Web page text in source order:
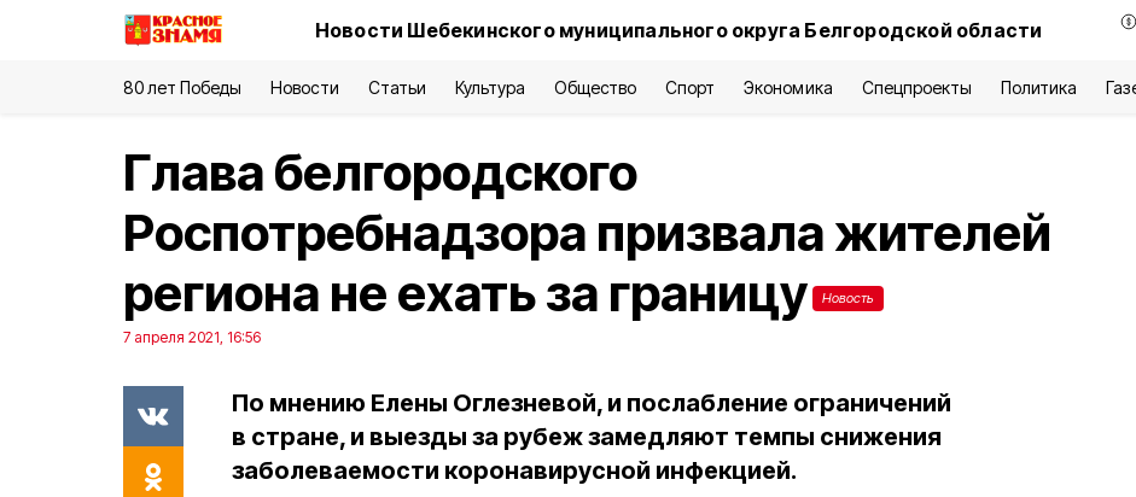
Новости Шебекинского муниципального округа Белгородской области
80 лет Победы Новости Статьи Культура Общество Спорт Экономика Спецпроекты Политика
Глава белгородского
Роспотребнадзора призвала жителей
региона не ехать за границу
Новость
7 апреля 2021, 16:56
По мнению Елены Оглезневой, и послабление ограничений
в стране, и выезды за рубеж замедляют темпы снижения
заболеваемости коронавирусной инфекцией.